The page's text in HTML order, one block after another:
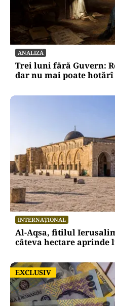
ANALIZĂ
Trei luni fără Guvern:
dar nu mai poate
INTERNAȚIONAL
Al-Aqsa, fitilul
câteva hectare aprinde
EXCLUSIV
EXCLUSIV